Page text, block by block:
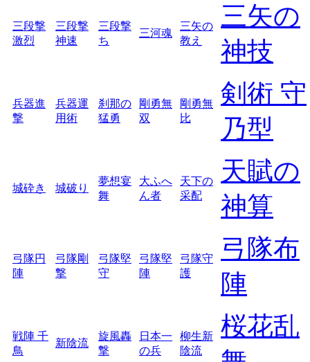
三段撃
激烈
三段撃
神速
三段撃
ち
三河魂
三矢の
教え
三矢の
神技
兵器進
撃
兵器運
用術
刹那の
猛勇
剛勇無
双
剛勇無
比
剣術 守
乃型
城砕き 城破り
夢想宴
舞
大ふへ
ん者
天下の
采配
天賦の
神算
弓隊円
陣
弓隊剛
撃
弓隊堅
守
弓隊堅
陣
弓隊守
護
弓隊布
陣
戦陣 千
鳥
新陰流
旋風轟
撃
日本一
の兵
柳生新
陰流
桜花乱